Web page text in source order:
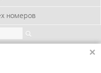
номеров
×